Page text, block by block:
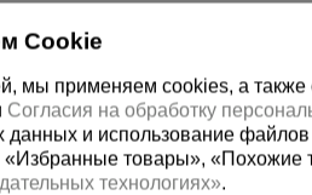
Cookie
мы применяем cookies, а также
Согласия на обработку
и использование
товары»,
технологиях».